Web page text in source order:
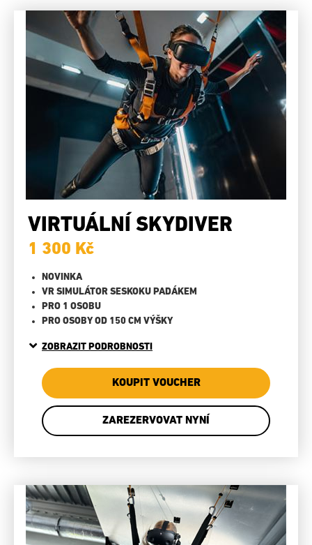
VIRTUÁLNÍ SKYDIVER
1 300 Kč
NOVINKA
VR SIMULÁTOR SESKOKU PADÁKEM
PRO 1 OSOBU
PRO OSOBY OD 150 CM VÝŠKY
ZOBRAZIT PODROBNOSTI
KOUPIT VOUCHER
ZAREZERVOVAT NYNÍ